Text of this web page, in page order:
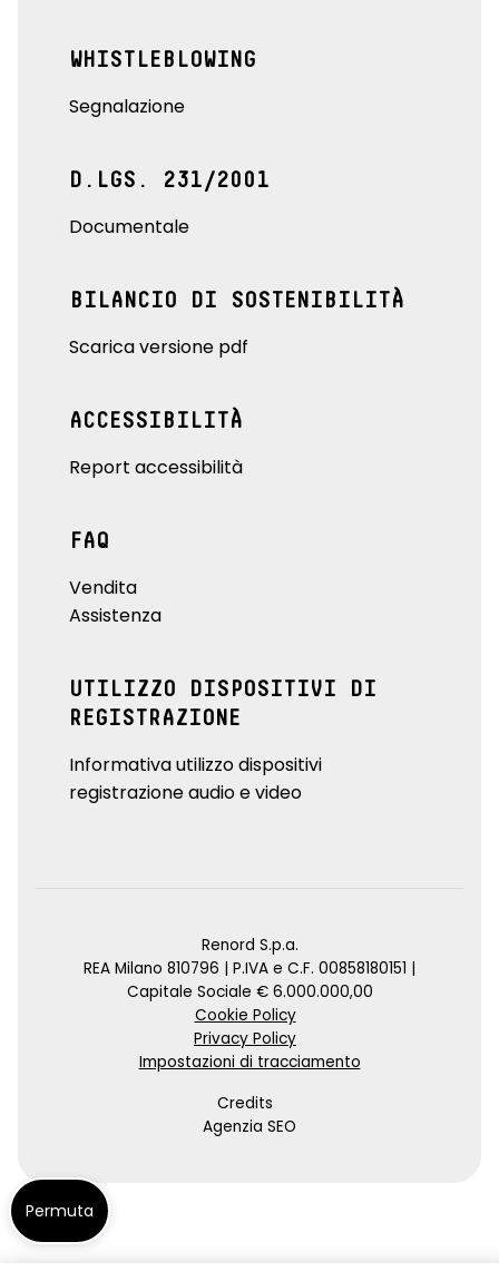
WHISTLEBLOWING
Segnalazione
D.LGS. 231/2001
Documentale
BILANCIO DI SOSTENIBILITÀ
Scarica versione pdf
ACCESSIBILITÀ
Report accessibilità
FAQ
Vendita
Assistenza
UTILIZZO DISPOSITIVI DI
REGISTRAZIONE
Informativa utilizzo dispositivi
registrazione audio e video
Renord S.p.a.
REA Milano 810796 | P.IVA e C.F. 00858180151 |
Capitale Sociale € 6.000.000,00
Cookie Policy
Privacy Policy
Impostazioni di tracciamento
Credits
Agenzia SEO
Permuta